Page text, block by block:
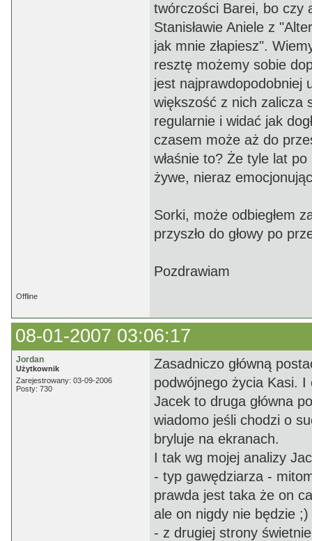
twórczości Barei, bo czy
Stanisławie Aniele z
jak mnie złapiesz".
resztę możemy sobie
jest najprawdopodobniej
większość z nich zalicza
regularnie i widać jak
czasem może aż do
właśnie to? Że tyle lat
żywe, nieraz
Sorki, może odbiegłem
przyszło do głowy po
Pozdrawiam
Offline
08-01-2007 03:06:17
Jordan
Użytkownik
Zarejestrowany: 03-09-2006
Posty: 730
Zasadniczo główną
podwójnego życia Kasi. I
Jacek to druga główna
wiadomo jeśli chodzi o
bryluje na ekranach.
I tak wg mojej analizy
- typ gawędziarza -
prawda jest taka że on
ale on nigdy nie będzie ;)
- z drugiej strony